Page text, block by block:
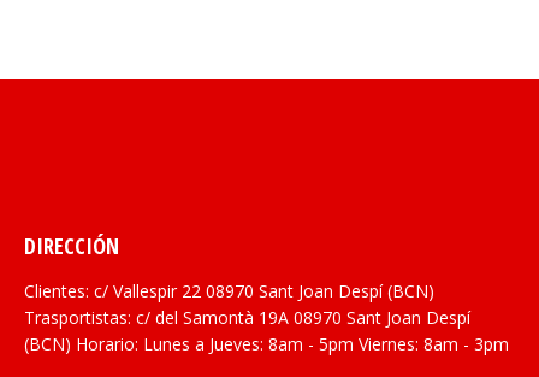
DIRECCIÓN
Clientes: c/ Vallespir 22 08970 Sant Joan Despí (BCN)
Trasportistas: c/ del Samontà 19A 08970 Sant Joan Despí
(BCN) Horario: Lunes a Jueves: 8am - 5pm Viernes: 8am - 3pm